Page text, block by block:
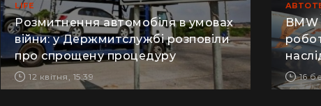
"Я відчув, як трясеться земля": перед
сотнями туристів в ущелині впали валуни
(відео)
Життя на круїзному лайнері: скільки
коштує купити каюту та мешкати в морі
"Жодну
куточок
З
LIFE
Розмитнення автомобіля в умовах
війни: у Держмитслужбі розповіли
про спрощену процедуру
12 квітня, 15:39
BMW
16